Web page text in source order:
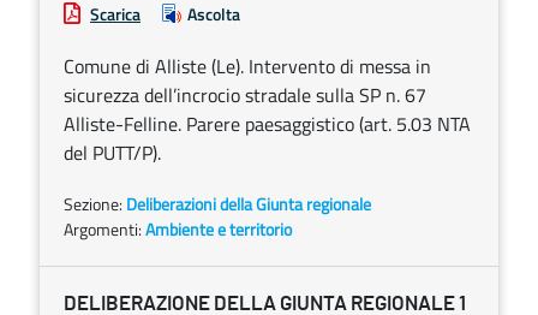
Scarica Ascolta
Comune di Alliste (Le). Intervento di messa in
sicurezza dell’incrocio stradale sulla SP n. 67
Alliste-Felline. Parere paesaggistico (art. 5.03 NTA
del PUTT/P).
Sezione: Deliberazioni della Giunta regionale
Argomenti:Ambiente e territorio
DELIBERAZIONE DELLA GIUNTA REGIONALE 1